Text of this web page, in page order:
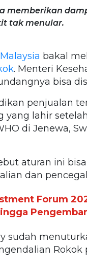
memberikan
tak menular.
Malaysia bakal
. Menteri
bisa
penjualan
yang lahir
di Jenewa,
aturan ini
dan
Forum
sudah